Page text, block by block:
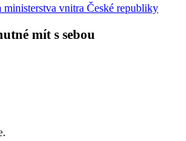
vnitra České republiky
mít s sebou